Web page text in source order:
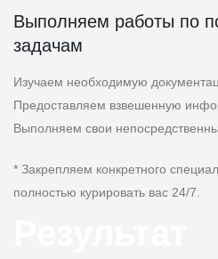
Выполняем работы по
задачам
Изучаем необходимую
Предоставляем взвешенную
Выполняем свои
* Закрепляем конкретного
полностью курировать вас 24/7.